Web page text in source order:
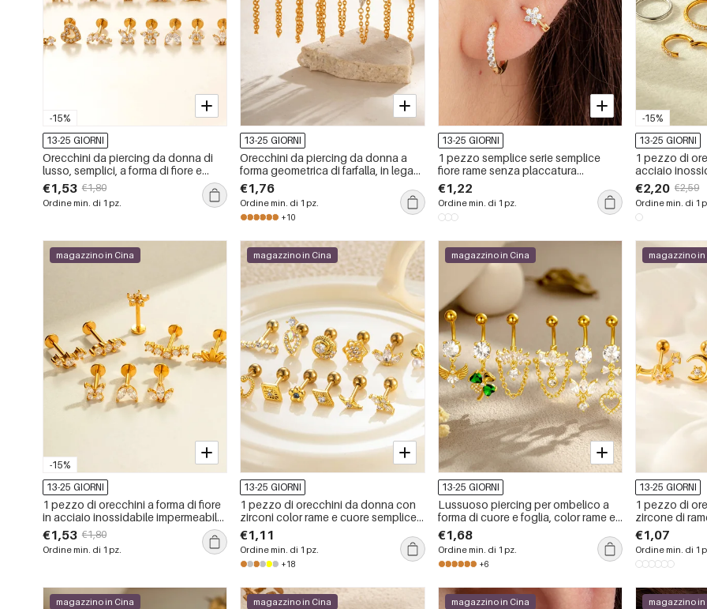
-15%
13-25 GIORNI
Orecchini da piercing da donna di
lusso, semplici, a forma di fiore e
cuore, in acciaio inossidabile color
oro, impermeabili.
€1,53 €1,80
Ordine min. di 1 pz.
13-25 GIORNI
Orecchini da piercing da donna a
forma geometrica di farfalla, in lega
di titanio color oro con zirconi.
€1,76
Ordine min. di 1 pz.
+10
13-25 GIORNI
1 pezzo semplice serie semplice
fiore rame senza placcatura
materiale zircone orecchini da
donna piercing
€1,22
Ordine min. di 1 pz.
-15%
13-25 GIORNI
1 pezzo di
acciaio
color oro
€2,20 €2,59
Ordine min. di 1
-15%
magazzino in Cina
13-25 GIORNI
1 pezzo di orecchini a forma di fiore
in acciaio inossidabile impermeabile
color oro con zirconi
€1,53 €1,80
Ordine min. di 1 pz.
magazzino in Cina
13-25 GIORNI
1 pezzo di orecchini da donna con
zirconi color rame e cuore semplice,
serie semplice
€1,11
Ordine min. di 1 pz.
+18
magazzino in Cina
13-25 GIORNI
Lussuoso piercing per ombelico a
forma di cuore e foglia, color rame e
oro, con zirconi.
€1,68
Ordine min. di 1 pz.
+6
magazzino in
13-25 GIORNI
1 pezzo di
zircone di
€1,07
Ordine min. di 1
magazzino in Cina magazzino in Cina magazzino in Cina magazzino in